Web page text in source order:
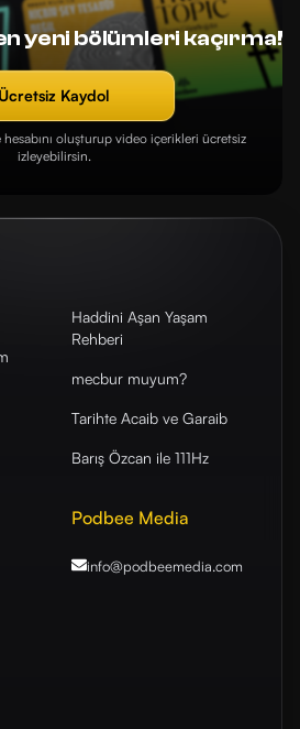
yeni bölümleri kaçırma!
Ücretsiz Kaydol
oluşturup video içerikleri ücretsiz
izleyebilirsin.
Haddini Aşan Yaşam
Rehberi
mecbur muyum?
Tarihte Acaib ve Garaib
Barış Özcan ile 111Hz
Podbee Media
info@podbeemedia.com